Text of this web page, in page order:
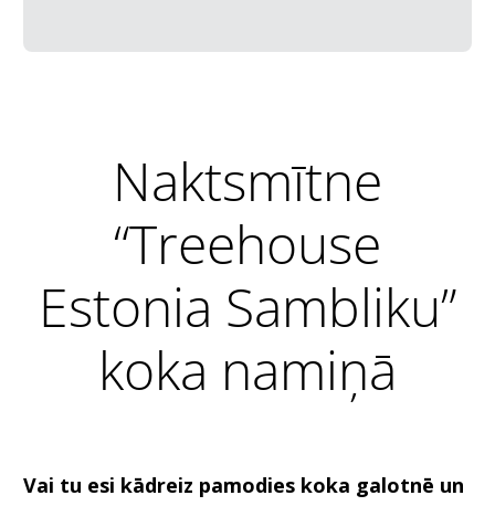
Naktsmītne
“Treehouse
Estonia Sambliku”
koka namiņā
Vai tu esi kādreiz pamodies koka galotnē un